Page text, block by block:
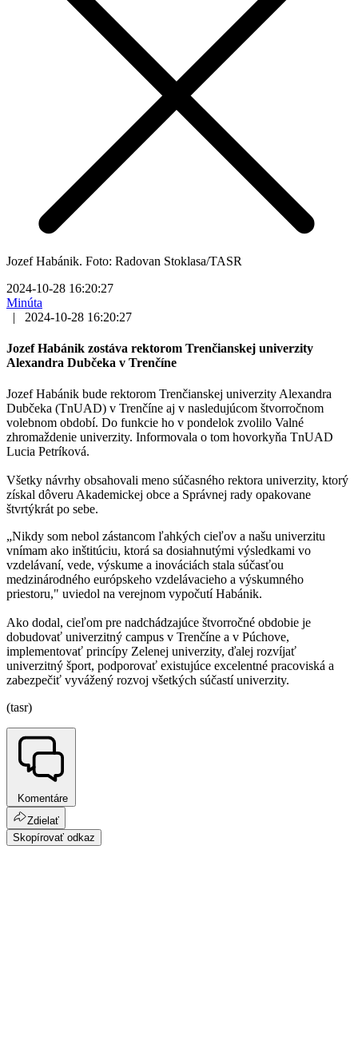
Jozef Habánik. Foto: Radovan Stoklasa/TASR
2024-10-28 16:20:27
Minúta
|
2024-10-28 16:20:27
Jozef Habánik zostáva rektorom Trenčianskej univerzity
Alexandra Dubčeka v Trenčíne
Jozef Habánik bude rektorom Trenčianskej univerzity Alexandra
Dubčeka (TnUAD) v Trenčíne aj v nasledujúcom štvorročnom
volebnom období. Do funkcie ho v pondelok zvolilo Valné
zhromaždenie univerzity. Informovala o tom hovorkyňa TnUAD
Lucia Petríková.
Všetky návrhy obsahovali meno súčasného rektora univerzity, ktorý
získal dôveru Akademickej obce a Správnej rady opakovane
štvrtýkrát po sebe.
„Nikdy som nebol zástancom ľahkých cieľov a našu univerzitu
vnímam ako inštitúciu, ktorá sa dosiahnutými výsledkami vo
vzdelávaní, vede, výskume a inováciách stala súčasťou
medzinárodného európskeho vzdelávacieho a výskumného
priestoru," uviedol na verejnom vypočutí Habánik.
Ako dodal, cieľom pre nadchádzajúce štvorročné obdobie je
dobudovať univerzitný campus v Trenčíne a v Púchove,
implementovať princípy Zelenej univerzity, ďalej rozvíjať
univerzitný šport, podporovať existujúce excelentné pracoviská a
zabezpečiť vyvážený rozvoj všetkých súčastí univerzity.
(tasr)
Komentáre
Zdielať
Skopírovať odkaz